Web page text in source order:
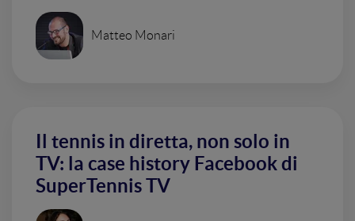
Matteo Monari
Il tennis in diretta, non solo in
TV: la case history Facebook di
SuperTennis TV